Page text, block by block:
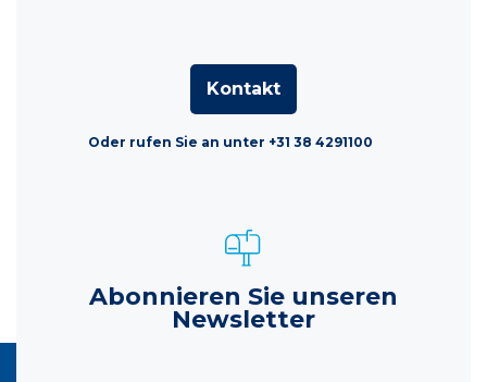
Kontakt
Oder rufen Sie an unter +31 38 4291100
Abonnieren Sie unseren
Newsletter